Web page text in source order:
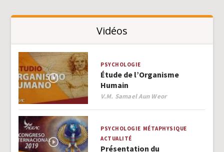
Vidéos
PSYCHOLOGIE
Étude de l’Organisme
Humain
Author
V.M. Samael Aun Weor
PSYCHOLOGIE MÉTAPHYSIQUE
ACTUALITÉ
Présentation du